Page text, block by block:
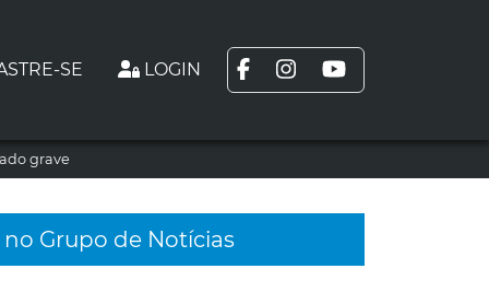
SE LOGIN
grave
Grupo de Notícias